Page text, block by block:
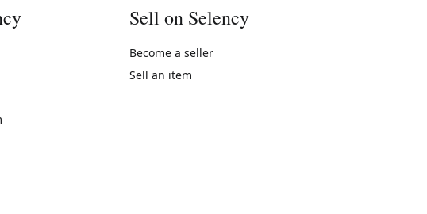
Sell on Selency
Become a seller
Sell an item